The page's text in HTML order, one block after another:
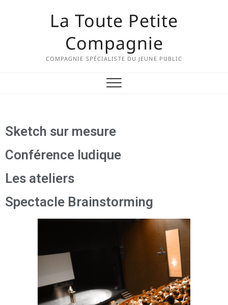
La Toute Petite
Compagnie
COMPAGNIE SPÉCIALISTE DU JEUNE PUBLIC
Sketch sur mesure
Conférence ludique
Les ateliers
Spectacle Brainstorming